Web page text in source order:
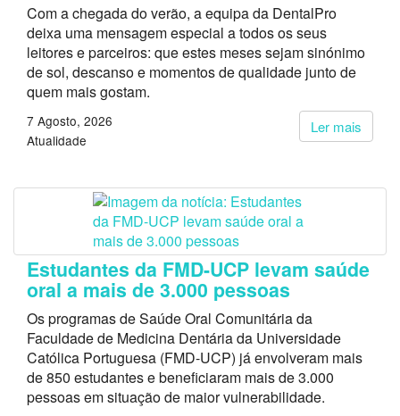
Com a chegada do verão, a equipa da DentalPro
deixa uma mensagem especial a todos os seus
leitores e parceiros: que estes meses sejam sinónimo
de sol, descanso e momentos de qualidade junto de
quem mais gostam.
Ler mais
7 Agosto, 2026
Atualidade
Estudantes da FMD-UCP levam saúde
oral a mais de 3.000 pessoas
Os programas de Saúde Oral Comunitária da
Faculdade de Medicina Dentária da Universidade
Católica Portuguesa (FMD-UCP) já envolveram mais
de 850 estudantes e beneficiaram mais de 3.000
pessoas em situação de maior vulnerabilidade.